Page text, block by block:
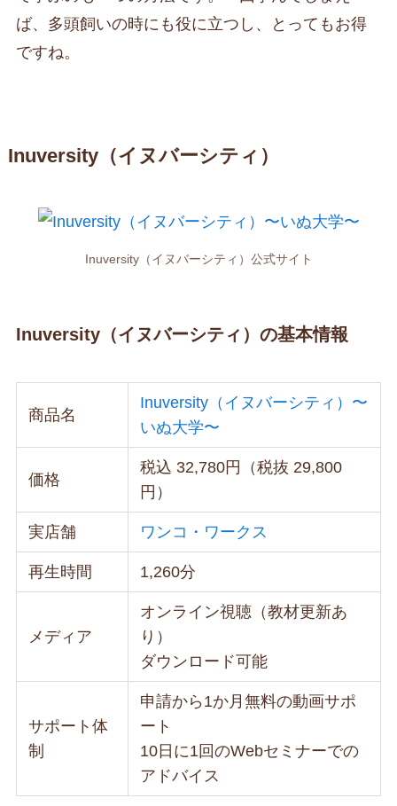
ば、多頭飼いの時にも役に立つし、とってもお得
ですね。
Inuversity（イヌバーシティ）
Inuversity（イヌバーシティ）公式サイト
Inuversity（イヌバーシティ）の基本情報
商品名
Inuversity（イヌバーシティ）〜
いぬ大学〜
価格
税込 32,780円（税抜 29,800
円）
実店舗 ワンコ・ワークス
再生時間 1,260分
メディア
オンライン視聴（教材更新あ
り）
ダウンロード可能
サポート体
制
申請から1か月無料の動画サポ
ート
10日に1回のWebセミナーでの
アドバイス